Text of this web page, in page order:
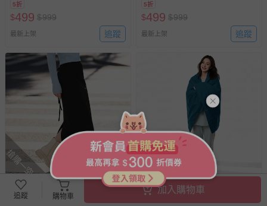
5折
$499 $999
最新上架 追蹤
5折
$499 $999
最新上架 追蹤
搶購一空
GIAT - 禦寒暖刷毛防風萬用機
能裙/機車裙-綁帶素面款-黯夜
搶購一空
GIAT - 防潑水刷毛隨行暖絨毯-
追蹤 購物車
加入購物車